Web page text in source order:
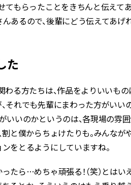
てもらったことをきちんと伝えて
あるので、後輩にどう伝えてあげ
た
わる方たちは、作品をよりいいも
それでも先輩にまわった方がいい
いいのかというのは、各現場の雰
と僕からちょけたりも。みんなが
をとるようにしていますね。
ら…めちゃ頑張る！（笑）とはい